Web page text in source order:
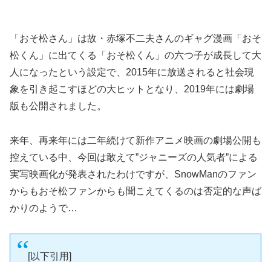
「おそ松さん」は故・赤塚不二夫さんのギャグ漫画「おそ
松くん」に出てくる「おそ松くん」の六つ子が成長して大
人になったという設定で、2015年に放送されると社会現
象を引き起こすほどの大ヒットとなり、2019年には劇場
版も公開されました。
来年、再来年には二年続けて新作アニメ映画の劇場公開も
控えている中、今回は敢えて”ジャニーズの人気者”による
実写映画化が発表されたわけですが、SnowManのファン
からもおそ松ファンからも聞こえてくるのは否定的な声ば
かりのようで…
[以下引用]